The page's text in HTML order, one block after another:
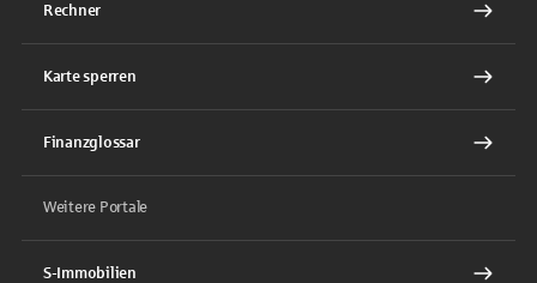
Rechner
Karte sperren
Finanzglossar
Weitere Portale
S-Immobilien